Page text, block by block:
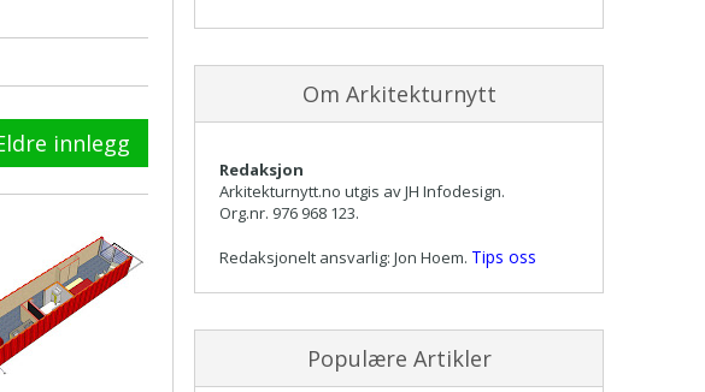
innlegg
Om Arkitekturnytt
Redaksjon
Arkitekturnytt.no utgis av JH Infodesign.
Org.nr. 976 968 123.
Redaksjonelt ansvarlig: Jon Hoem. Tips oss
Populære Artikler